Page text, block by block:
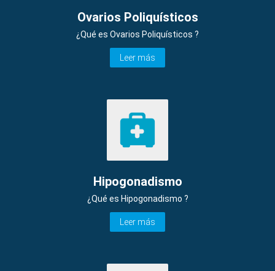
Ovarios Poliquísticos
¿Qué es Ovarios Poliquísticos ?
Leer más
Hipogonadismo
¿Qué es Hipogonadismo ?
Leer más